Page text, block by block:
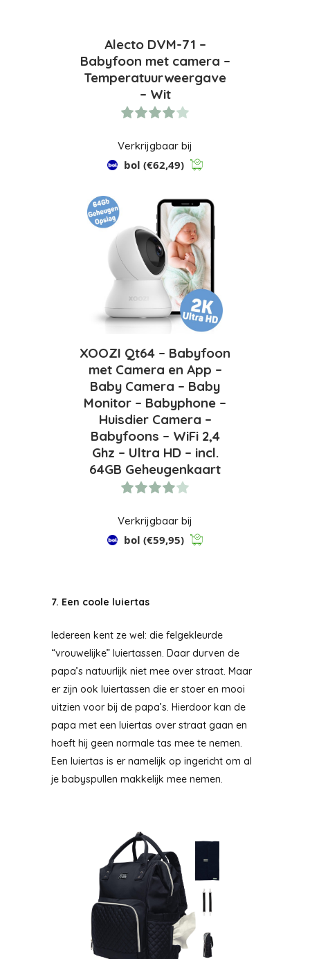
Alecto DVM-71 –
Babyfoon met camera –
Temperatuurweergave
– Wit
Verkrijgbaar bij
bol (€62,49)
XOOZI Qt64 – Babyfoon
met Camera en App –
Baby Camera – Baby
Monitor – Babyphone –
Huisdier Camera –
Babyfoons – WiFi 2,4
Ghz – Ultra HD – incl.
64GB Geheugenkaart
Verkrijgbaar bij
bol (€59,95)
7. Een coole luiertas
Iedereen kent ze wel: die felgekleurde
“vrouwelijke” luiertassen. Daar durven de
papa’s natuurlijk niet mee over straat. Maar
er zijn ook luiertassen die er stoer en mooi
uitzien voor bij de papa’s. Hierdoor kan de
papa met een luiertas over straat gaan en
hoeft hij geen normale tas mee te nemen.
Een luiertas is er namelijk op ingericht om al
je babyspullen makkelijk mee nemen.